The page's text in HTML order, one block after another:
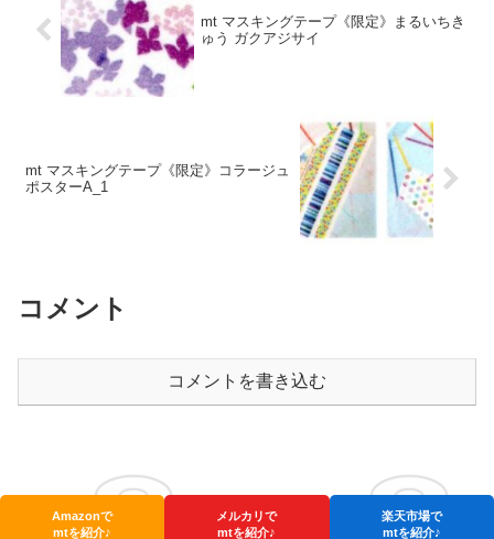
mt マスキングテープ《限定》まるいちき
ゅう ガクアジサイ
mt マスキングテープ《限定》コラージュ
ポスターA_1
コメント
コメントを書き込む
Amazonで
mtを紹介♪
メルカリで
mtを紹介♪
楽天市場で
mtを紹介♪